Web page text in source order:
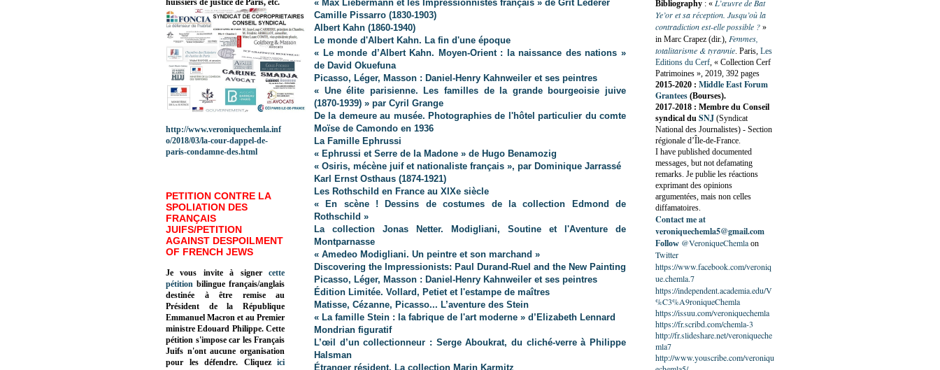
« Max Liebermann et les Impressionnistes français » de Grit Lederer
Camille Pissarro (1830-1903)
Albert Kahn (1860-1940)
Le monde d'Albert Kahn. La fin d'une époque
« Le monde d’Albert Kahn. Moyen-Orient : la naissance des nations »
de David Okuefuna
Picasso, Léger, Masson : Daniel-Henry Kahnweiler et ses peintres
« Une élite parisienne. Les familles de la grande bourgeoisie juive
(1870-1939) » par Cyril Grange
De la demeure au musée. Photographies de l'hôtel particulier du comte
Moïse de Camondo en 1936
La Famille Ephrussi
« Ephrussi et Serre de la Madone » de Hugo Benamozig
« Osiris, mécène juif et nationaliste français », par Dominique Jarrassé
Karl Ernst Osthaus (1874-1921)
Les Rothschild en France au XIXe siècle
« En scène ! Dessins de costumes de la collection Edmond de
Rothschild »
La collection Jonas Netter. Modigliani, Soutine et l'Aventure de
Montparnasse
« Amedeo Modigliani. Un peintre et son marchand »
Discovering the Impressionists: Paul Durand-Ruel and the New Painting
Picasso, Léger, Masson : Daniel-Henry Kahnweiler et ses peintres
Édition Limitée. Vollard, Petiet et l'estampe de maîtres
Matisse, Cézanne, Picasso... L’aventure des Stein
« La famille Stein : la fabrique de l'art moderne » d’Elizabeth Lennard
Mondrian figuratif
L’œil d’un collectionneur : Serge Aboukrat, du cliché-verre à Philippe
Halsman
Étranger résident. La collection Marin Karmitz
huissiers de justice de Paris, etc.
http://www.veroniquechemla.inf
o/2018/03/la-cour-dappel-de-
paris-condamne-des.html
PETITION CONTRE LA
SPOLIATION DES
FRANÇAIS
JUIFS/PETITION
AGAINST DESPOILMENT
OF FRENCH JEWS
Je vous invite à signer cette
pétition bilingue français/anglais
destinée à être remise au
Président de la République
Emmanuel Macron et au Premier
ministre Edouard Philippe. Cette
pétition s'impose car les Français
Juifs n'ont aucune organisation
pour les défendre. Cliquez
ici
Bibliography : « L’œuvre de Bat
Ye’or et sa réception. Jusqu’où la
contradiction est-elle possible ? »
in Marc Crapez (dir.), Femmes,
totalitarisme & tyrannie. Paris, Les
Editions du Cerf, « Collection Cerf
Patrimoines », 2019, 392 pages
2015-2020 : Middle East Forum
Grantees (Bourses).
2017-2018 : Membre du Conseil
syndical du SNJ (Syndicat
National des Journalistes) - Section
régionale d’Île-de-France.
I have published documented
messages, but not defamating
remarks. Je publie les réactions
exprimant des opinions
argumentées, mais non celles
diffamatoires.
Contact me at
veroniquechemla5@gmail.com
Follow @VeroniqueChemlaon
Twitter
https://www.facebook.com/veroniq
ue.chemla.7
https://independent.academia.edu/V
%C3%A9roniqueChemla
https://issuu.com/veroniquechemla
https://fr.scribd.com/chemla-3
http://fr.slideshare.net/veroniqueche
mla7
http://www.youscribe.com/veroniqu